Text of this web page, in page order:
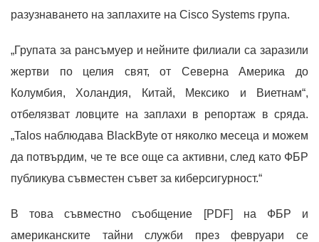
разузнаването на заплахите на Cisco Systems група.
„Групата за рансъмуер и нейните филиали са заразили
жертви по целия свят, от Северна Америка до
Колумбия, Холандия, Китай, Мексико и Виетнам“,
отбелязват ловците на заплахи в репортаж в сряда.
„Talos наблюдава BlackByte от няколко месеца и можем
да потвърдим, че те все още са активни, след като ФБР
публикува съвместен съвет за киберсигурност.“
В това съвместно съобщение [PDF] на ФБР и
американските тайни служби през февруари се